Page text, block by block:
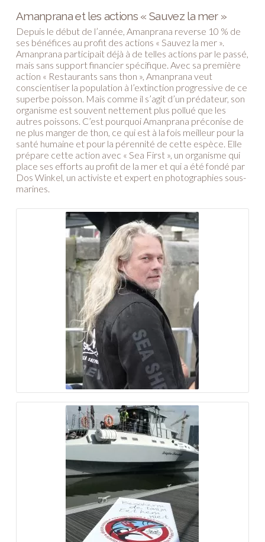
Amanprana et les actions « Sauvez la mer »
Depuis le début de l’année, Amanprana reverse 10 % de
ses bénéfices au profit des actions « Sauvez la mer ».
Amanprana participait déjà à de telles actions par le passé,
mais sans support financier spécifique. Avec sa première
action « Restaurants sans thon », Amanprana veut
conscientiser la population à l’extinction progressive de ce
superbe poisson. Mais comme il s’agit d’un prédateur, son
organisme est souvent nettement plus pollué que les
autres poissons. C’est pourquoi Amanprana préconise de
ne plus manger de thon, ce qui est à la fois meilleur pour la
santé humaine et pour la pérennité de cette espèce. Elle
prépare cette action avec « Sea First », un organisme qui
place ses efforts au profit de la mer et qui a été fondé par
Dos Winkel, un activiste et expert en photographies sous-
marines.